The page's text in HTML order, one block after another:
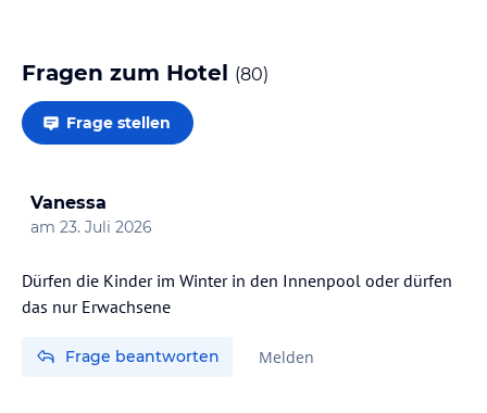
Fragen zum Hotel (80)
Frage stellen
Vanessa
am 23. Juli 2026
Dürfen die Kinder im Winter in den Innenpool oder dürfen
das nur Erwachsene
Frage beantworten Melden